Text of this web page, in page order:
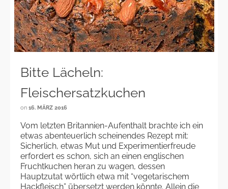
Bitte Lächeln:
Fleischersatzkuchen
on 16. MÄRZ 2016
Vom letzten Britannien-Aufenthalt brachte ich ein
etwas abenteuerlich scheinendes Rezept mit:
Sicherlich, etwas Mut und Experimentierfreude
erfordert es schon, sich an einen englischen
Fruchtkuchen heran zu wagen, dessen
Hauptzutat wörtlich etwa mit “vegetarischem
Hackfleisch” übersetzt werden könnte. Allein die